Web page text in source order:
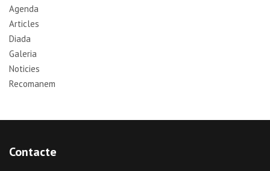
Agenda
Articles
Diada
Galeria
Noticies
Recomanem
Contacte